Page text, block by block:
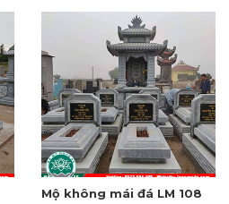
Mộ không mái đá LM 108